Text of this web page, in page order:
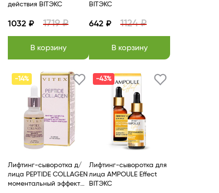
действия BITЭКС
1032 ₽ 1719 ₽
В корзину
BITЭКС
642 ₽ 1124 ₽
В корзину
-14%
Лифтинг-сыворотка д/
лица PEPTIDE COLLAGEN
моментальный эффект
-43%
Лифтинг-сыворотка для
лица AMPOULE Effect
BITЭКС